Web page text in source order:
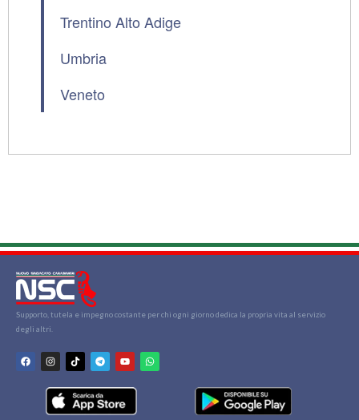
Trentino Alto Adige
Umbria
Veneto
Supporto, tutela e impegno costante per chi ogni giorno dedica la propria vita al servizio
degli altri.